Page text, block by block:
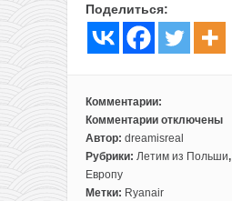
Поделиться:
Комментарии:
Комментарии
к
записи
Летим
из
отключены
Автор: dreamisreal
Рубрики: Летим из Польши,
Европу
Метки: Ryanair